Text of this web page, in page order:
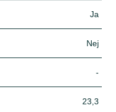
Ja
Nej
-
23,3